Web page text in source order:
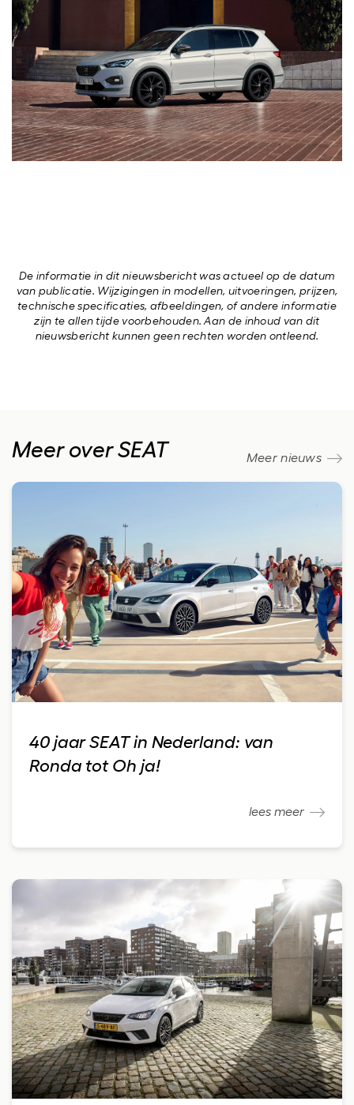
De informatie in dit nieuwsbericht was actueel op de datum
van publicatie. Wijzigingen in modellen, uitvoeringen, prijzen,
technische specificaties, afbeeldingen, of andere informatie
zijn te allen tijde voorbehouden. Aan de inhoud van dit
nieuwsbericht kunnen geen rechten worden ontleend.
Meer over SEAT Meer nieuws
40 jaar SEAT in Nederland: van
Ronda tot Oh ja!
lees meer